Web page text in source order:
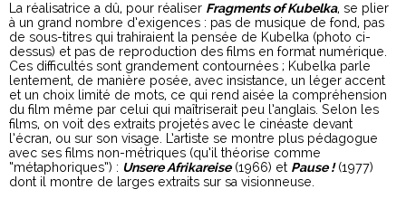
La réalisatrice a dû, pour réaliser Fragments of Kubelka, se plier
à un grand nombre d’exigences : pas de musique de fond, pas
de sous-titres qui trahiraient la pensée de Kubelka (photo ci-
dessus) et pas de reproduction des films en format numérique.
Ces difficultés sont grandement contournées ; Kubelka parle
lentement, de manière posée, avec insistance, un léger accent
et un choix limité de mots, ce qui rend aisée la compréhension
du film même par celui qui maîtriserait peu l’anglais. Selon les
films, on voit des extraits projetés avec le cinéaste devant
l’écran, ou sur son visage. L’artiste se montre plus pédagogue
avec ses films non-métriques (qu’il théorise comme
“métaphoriques”) : Unsere Afrikareise(1966) et Pause !(1977)
dont il montre de larges extraits sur sa visionneuse.